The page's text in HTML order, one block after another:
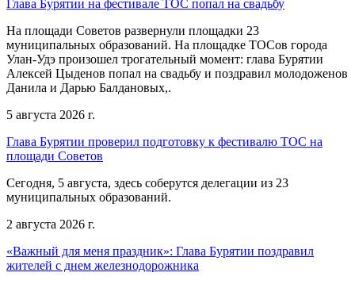
Глава Бурятии на фестивале ТОС попал на свадьбу
На площади Советов развернули площадки 23
муниципальных образований. На площадке ТОСов города
Улан-Удэ произошел трогательный момент: глава Бурятии
Алексей Цыденов попал на свадьбу и поздравил молодоженов
Данила и Дарью Балдановых,.
5 августа 2026 г.
Глава Бурятии проверил подготовку к фестивалю ТОС на
площади Советов
Сегодня, 5 августа, здесь соберутся делегации из 23
муниципальных образований.
2 августа 2026 г.
«Важный для меня праздник»: Глава Бурятии поздравил
жителей с днем железнодорожника